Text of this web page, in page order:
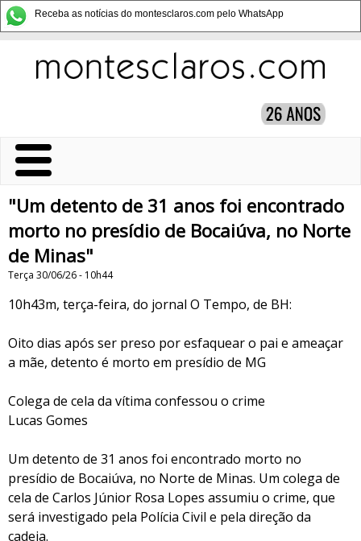
Receba as notícias do montesclaros.com pelo WhatsApp
"Um detento de 31 anos foi encontrado
morto no presídio de Bocaiúva, no Norte
de Minas"
Terça 30/06/26 - 10h44
10h43m, terça-feira, do jornal O Tempo, de BH:
Oito dias após ser preso por esfaquear o pai e ameaçar
a mãe, detento é morto em presídio de MG
Colega de cela da vítima confessou o crime
Lucas Gomes
Um detento de 31 anos foi encontrado morto no
presídio de Bocaiúva, no Norte de Minas. Um colega de
cela de Carlos Júnior Rosa Lopes assumiu o crime, que
será investigado pela Polícia Civil e pela direção da
cadeia.